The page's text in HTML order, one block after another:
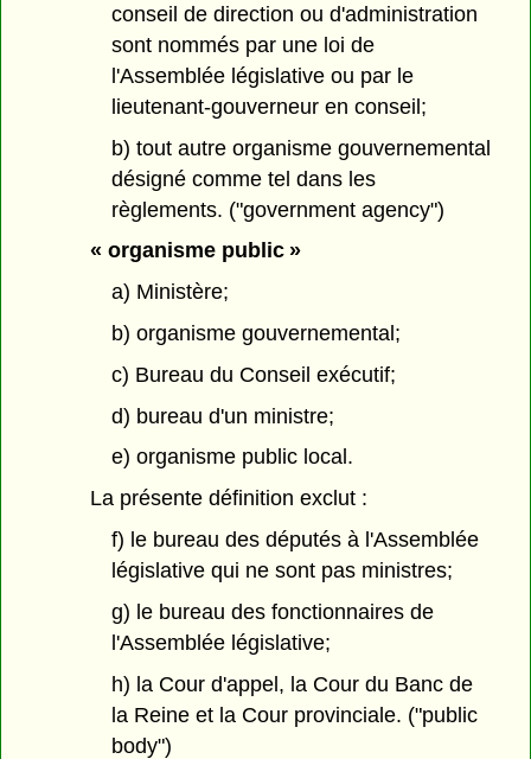
conseil de direction ou d'administration
sont nommés par une loi de
l'Assemblée législative ou par le
lieutenant-gouverneur en conseil;
b) tout autre organisme gouvernemental
désigné comme tel dans les
règlements. ("government agency")
« organisme public »
a) Ministère;
b) organisme gouvernemental;
c) Bureau du Conseil exécutif;
d) bureau d'un ministre;
e) organisme public local.
La présente définition exclut :
f) le bureau des députés à l'Assemblée
législative qui ne sont pas ministres;
g) le bureau des fonctionnaires de
l'Assemblée législative;
h) la Cour d'appel, la Cour du Banc de
la Reine et la Cour provinciale. ("public
body")